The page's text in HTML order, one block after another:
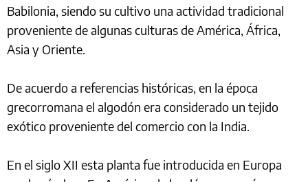
Babilonia, siendo su cultivo una actividad tradicional
proveniente de algunas culturas de América, África,
Asia y Oriente.
De acuerdo a referencias históricas, en la época
grecorromana el algodón era considerado un tejido
exótico proveniente del comercio con la India.
En el siglo XII esta planta fue introducida en Europa